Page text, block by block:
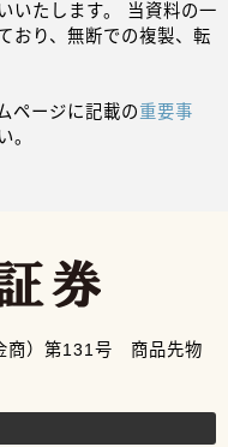
いたします。 当資料の一
おり、無断での複製、転
ページに記載の重要事
。
商）第131号 商品先物